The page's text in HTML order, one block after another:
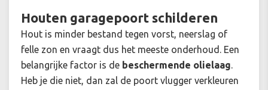
Houten garagepoort schilderen
Hout is minder bestand tegen vorst, neerslag of
felle zon en vraagt dus het meeste onderhoud. Een
belangrijke factor is de beschermende olielaag.
Heb je die niet, dan zal de poort vlugger verkleuren